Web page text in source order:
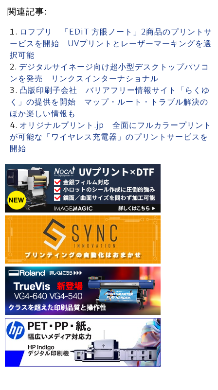
関連記事:
ロフプリ 「EDiT 方眼ノート」2商品のプリントサ
ービスを開始 UVプリントとレーザーマーキングを選
択可能
デジタルサイネージ向け超小型デスクトップパソコ
ンを発売 リンクスインターナショナル
凸版印刷子会社 バリアフリー情報サイト「らくゆ
く」の提供を開始 マップ・ルート・トラブル解決の
ほか楽しい情報も
オリジナルプリント.jp 全面にフルカラープリント
が可能な「ワイヤレス充電器」のプリントサービスを
開始